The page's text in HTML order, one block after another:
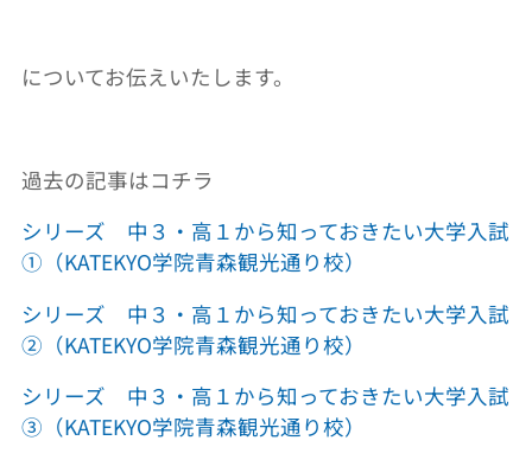
についてお伝えいたします。
過去の記事はコチラ
シリーズ 中３・高１から知っておきたい大学入試
①（KATEKYO学院青森観光通り校）
シリーズ 中３・高１から知っておきたい大学入試
②（KATEKYO学院青森観光通り校）
シリーズ 中３・高１から知っておきたい大学入試
③（KATEKYO学院青森観光通り校）